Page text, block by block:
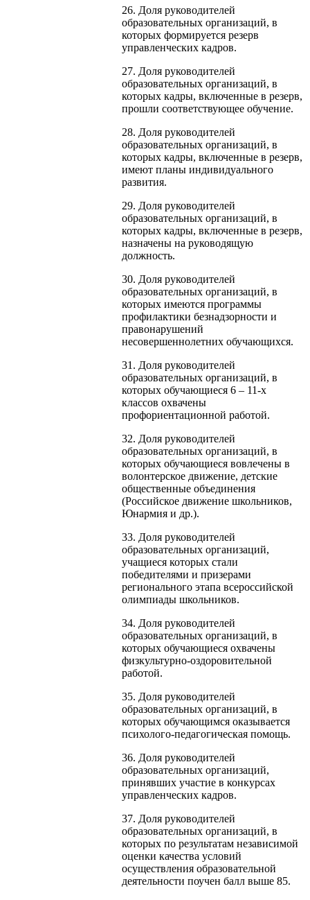
26. Доля руководителей
образовательных организаций, в
которых формируется резерв
управленческих кадров.
27. Доля руководителей
образовательных организаций, в
которых кадры, включенные в резерв,
прошли соответствующее обучение.
28. Доля руководителей
образовательных организаций, в
которых кадры, включенные в резерв,
имеют планы индивидуального
развития.
29. Доля руководителей
образовательных организаций, в
которых кадры, включенные в резерв,
назначены на руководящую
должность.
30. Доля руководителей
образовательных организаций, в
которых имеются программы
профилактики безнадзорности и
правонарушений
несовершеннолетних обучающихся.
31. Доля руководителей
образовательных организаций, в
которых обучающиеся 6 – 11-х
классов охвачены
профориентационной работой.
32. Доля руководителей
образовательных организаций, в
которых обучающиеся вовлечены в
волонтерское движение, детские
общественные объединения
(Российское движение школьников,
Юнармия и др.).
33. Доля руководителей
образовательных организаций,
учащиеся которых стали
победителями и призерами
регионального этапа всероссийской
олимпиады школьников.
34. Доля руководителей
образовательных организаций, в
которых обучающиеся охвачены
физкультурно-оздоровительной
работой.
35. Доля руководителей
образовательных организаций, в
которых обучающимся оказывается
психолого-педагогическая помощь.
36. Доля руководителей
образовательных организаций,
принявших участие в конкурсах
управленческих кадров.
37. Доля руководителей
образовательных организаций, в
которых по результатам независимой
оценки качества условий
осуществления образовательной
деятельности поучен балл выше 85.